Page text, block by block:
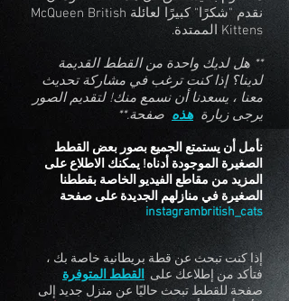
نقدم "شكرًا" كبيرًا لعائلة McQueen British
Kittens الممتدة.
** هل لديك واحدة من القطط القديمة
لدينا؟ إذا كنت ترغب في مشاركة تحديث
معنا ، يسعدنا أن نسمع منك! لتقديم الصور
يرجى زيارة هذه صفحة.**
نأمل أن يستمتع الجميع بصور بعض القطط
الصغيرة الموجودة أدناه! يمكنك الاطلاع على
المزيد من مقاطع الفيديو الخاصة بقططنا
الصغيرة في منازلهم الجديدة على صفحة
instagrambritish_cats
إذا كنت تبحث عن قطة بريطانية خاصة بك ،
فتأكد من إطلاعك على القطط المتوفرة
صفحة للقطط تبحث حاليًا عن منزل جديد إلى